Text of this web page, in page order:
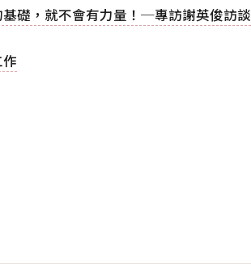
礎，就不會有力量！─專訪謝英俊訪談